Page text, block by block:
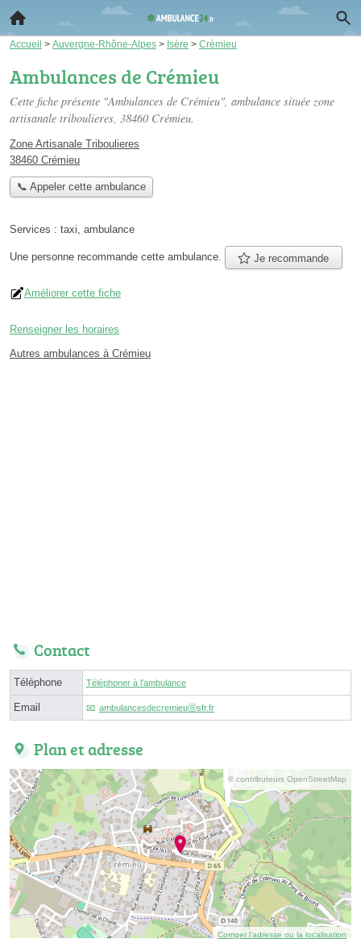
Accueil > Auvergne-Rhône-Alpes > Isère > Crémieu
Ambulances de Crémieu
Cette fiche présente "Ambulances de Crémieu", ambulance située zone
artisanale triboulieres, 38460 Crémieu.
Zone Artisanale Triboulieres
38460 Crémieu
📞 Appeler cette ambulance
Services : taxi, ambulance
Une personne recommande cette ambulance. Je recommande
Améliorer cette fiche
Renseigner les horaires
Autres ambulances à Crémieu
Contact
Téléphone Téléphoner à l'ambulance
Email ambulancesdecremieuⓐsfr.fr
Plan et adresse
© contributeurs OpenStreetMap
Corriger l’adresse ou la localisation